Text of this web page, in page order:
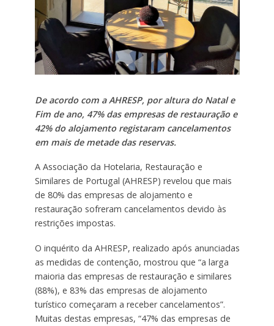
De acordo com a AHRESP, por altura do Natal e
Fim de ano, 47% das empresas de restauração e
42% do alojamento registaram cancelamentos
em mais de metade das reservas.
A Associação da Hotelaria, Restauração e
Similares de Portugal (AHRESP) revelou que mais
de 80% das empresas de alojamento e
restauração sofreram cancelamentos devido às
restrições impostas.
O inquérito da AHRESP, realizado após anunciadas
as medidas de contenção, mostrou que “a larga
maioria das empresas de restauração e similares
(88%), e 83% das empresas de alojamento
turístico começaram a receber cancelamentos”.
Muitas destas empresas, “47% das empresas de